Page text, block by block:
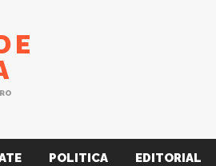
POLITICA EDITORIAL